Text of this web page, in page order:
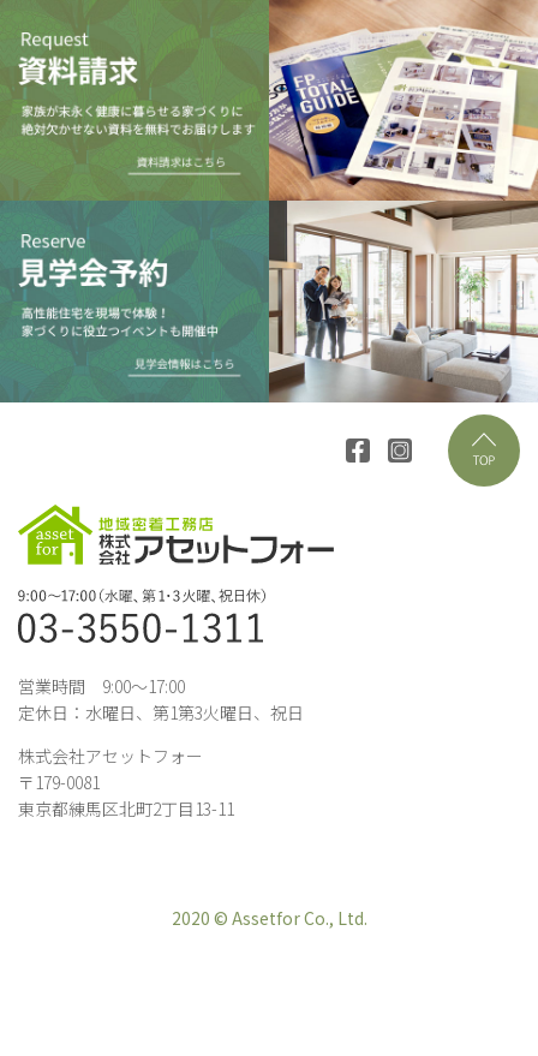
営業時間 9:00～17:00
定休日：水曜日、第1第3火曜日、祝日
株式会社アセットフォー
〒179-0081
東京都練馬区北町2丁目13-11
2020 © Assetfor Co., Ltd.